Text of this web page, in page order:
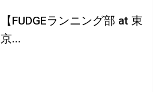
【FUDGEランニング部 at 東
京...